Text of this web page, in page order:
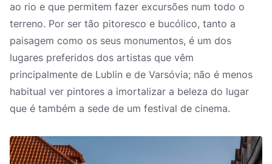
ao rio e que permitem fazer excursões num todo o
terreno. Por ser tão pitoresco e bucólico, tanto a
paisagem como os seus monumentos, é um dos
lugares preferidos dos artistas que vêm
principalmente de Lublin e de Varsóvia; não é menos
habitual ver pintores a imortalizar a beleza do lugar
que é também a sede de um festival de cinema.